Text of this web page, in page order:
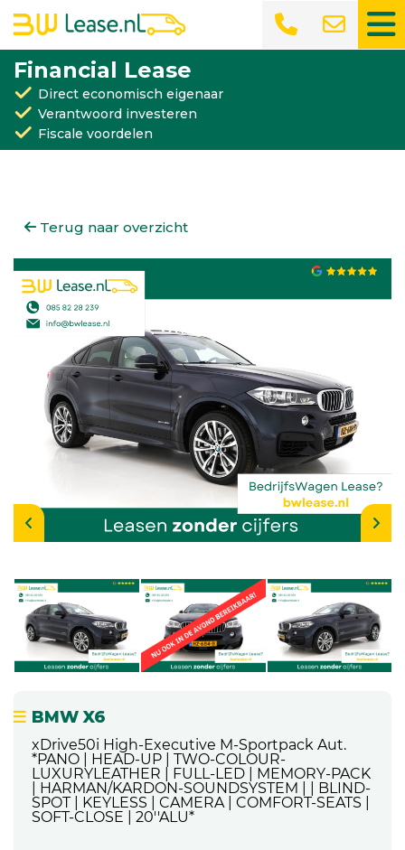
Financial Lease
Direct economisch eigenaar
Verantwoord investeren
Fiscale voordelen
Terug naar overzicht
BMW X6
xDrive50i High-Executive M-Sportpack Aut.
*PANO | HEAD-UP | TWO-COLOUR-
LUXURYLEATHER | FULL-LED | MEMORY-PACK
| HARMAN/KARDON-SOUNDSYSTEM | | BLIND-
SPOT | KEYLESS | CAMERA | COMFORT-SEATS |
SOFT-CLOSE | 20''ALU*